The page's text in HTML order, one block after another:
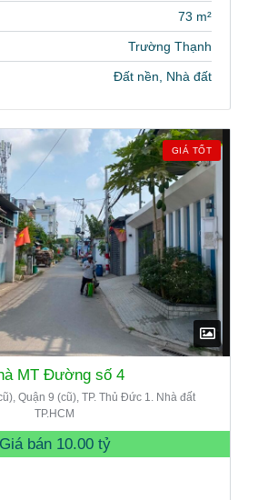
73 m²
Trường Thạnh
Đất nền, Nhà đất
GIÁ TỐT
MT Đường số 4
Quận 9 (cũ), TP. Thủ Đức 1. Nhà đất
TP.HCM
Giá bán 10.00 tỷ